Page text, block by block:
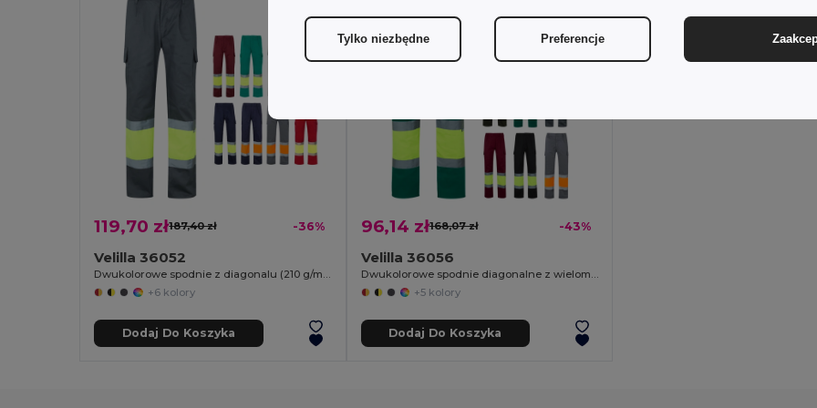
119,70 zł187,40 zł -36%
Velilla 36052
+6 kolory
Dodaj Do Koszyka
96,14 zł168,07 zł -43%
Velilla 36056
+5 kolory
Dodaj Do Koszyka
Tylko niezbędne Preferencje